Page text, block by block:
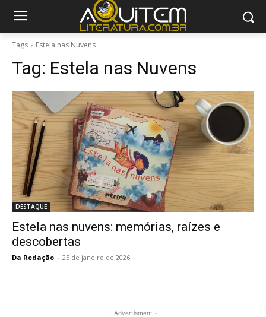
Tags Estela nas Nuvens
Tag: Estela nas Nuvens
DESTAQUE
Estela nas nuvens: memórias, raízes e
descobertas
Da Redação - 25 de janeiro de 2026
- Advertisment -